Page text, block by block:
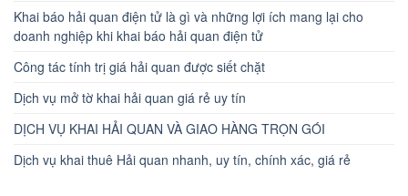
Khai báo hải quan điện tử là gì và những lợi ích mang lại cho
doanh nghiệp khi khai báo hải quan điện tử
Công tác tính trị giá hải quan được siết chặt
Dịch vụ mở tờ khai hải quan giá rẻ uy tín
DỊCH VỤ KHAI HẢI QUAN VÀ GIAO HÀNG TRỌN GÓI
Dịch vụ khai thuê Hải quan nhanh, uy tín, chính xác, giá rẻ